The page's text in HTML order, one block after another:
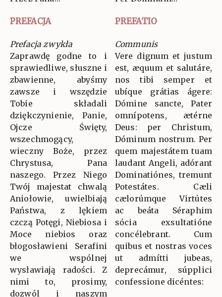
PREFACJA PREFATIO
Prefacja zwykła
Zaprawdę godne to i
sprawiedliwe, słuszne i
zbawienne, abyśmy
zawsze i wszędzie
Tobie składali
dziękczynienie, Panie,
Ojcze Święty,
wszechmogący,
wieczny Boże, przez
Chrystusa, Pana
naszego. Przez Niego
Twój majestat chwalą
Aniołowie, uwielbiają
Państwa, z lękiem
czczą Potęgi, Niebiosa i
Moce niebios oraz
błogosławieni Serafini
we wspólnej
wysławiają radości. Z
nimi to, prosimy,
dozwól i naszym
Communis
Vere dignum et justum
est, æquum et salutáre,
nos tibi semper et
ubíque grátias ágere:
Dómine sancte, Pater
omnípotens, ætérne
Deus: per Christum,
Dóminum nostrum. Per
quem majestátem tuam
laudant Angeli, adórant
Dominatiónes, tremunt
Potestátes. Cæli
cælorúmque Virtútes
ac beáta Séraphim
sócia exsultatióne
concélebrant. Cum
quibus et nostras voces
ut admítti jubeas,
deprecámur, súpplici
confessione dicéntes: